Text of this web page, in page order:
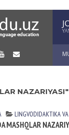
NAZARIYASI"
LINGVODIDАKTIKА
MASHQLAR